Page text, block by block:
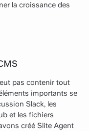
la croissance des
pas contenir tout
importants se
Slack, les
et les fichiers
créé Slite Agent